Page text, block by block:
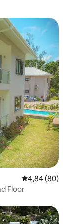
Średnia
4,84 (80)
Floor